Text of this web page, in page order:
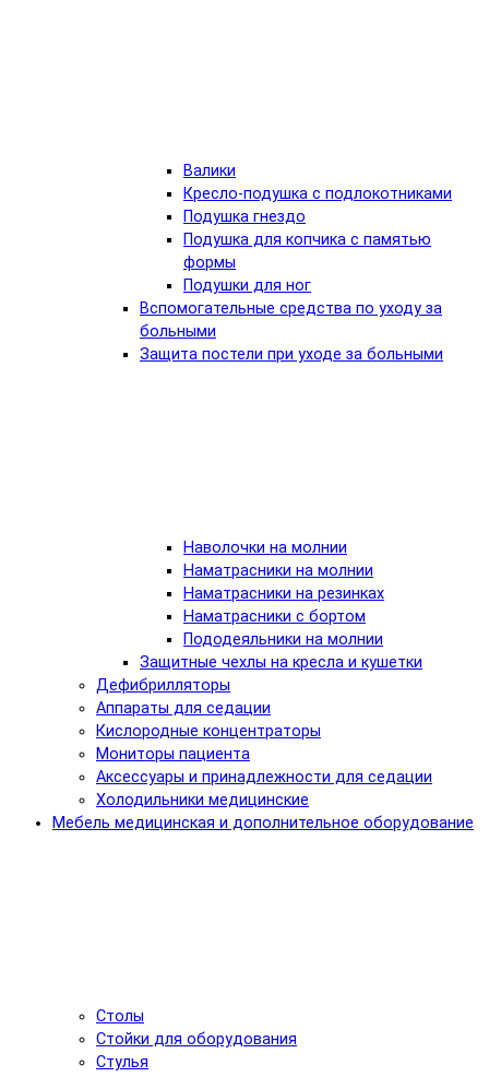
Валики
Кресло-подушка с подлокотниками
Подушка гнездо
Подушка для копчика с памятью
формы
Подушки для ног
Вспомогательные средства по уходу за
больными
Защита постели при уходе за больными
Наволочки на молнии
Наматрасники на молнии
Наматрасники на резинках
Наматрасники с бортом
Пододеяльники на молнии
Защитные чехлы на кресла и кушетки
Дефибрилляторы
Аппараты для седации
Кислородные концентраторы
Мониторы пациента
Аксессуары и принадлежности для седации
Холодильники медицинские
Мебель медицинская и дополнительное оборудование
Столы
Стойки для оборудования
Стулья